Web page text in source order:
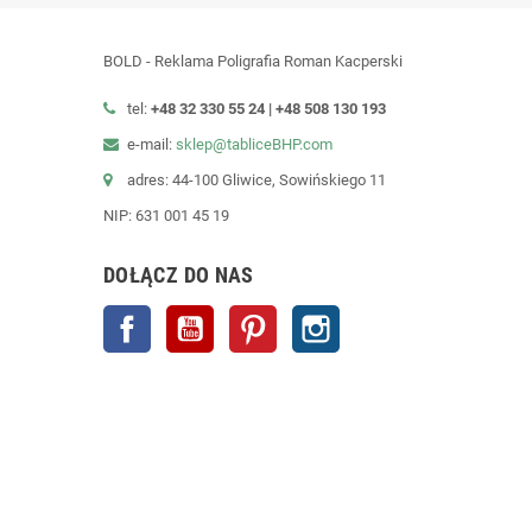
BOLD - Reklama Poligrafia Roman Kacperski
tel: +48 32 330 55 24 | +48 508 130 193
e-mail: sklep@tabliceBHP.com
adres: 44-100 Gliwice, Sowińskiego 11
NIP: 631 001 45 19
DOŁĄCZ DO NAS
Facebook YouTube Pinterest